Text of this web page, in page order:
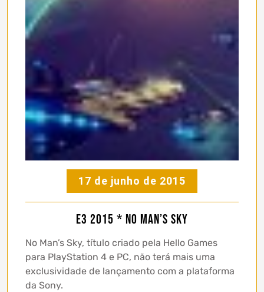
17 de junho de 2015
E3 2015 * No Man’s Sky
No Man’s Sky, título criado pela Hello Games
para PlayStation 4 e PC, não terá mais uma
exclusividade de lançamento com a plataforma
da Sony.